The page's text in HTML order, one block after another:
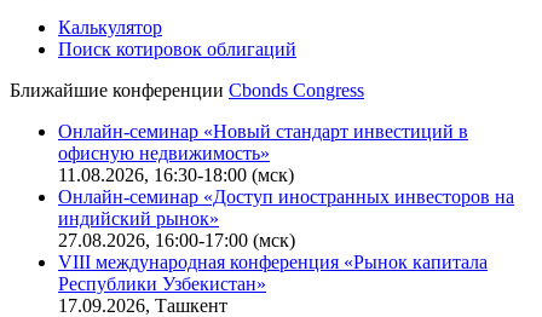
Калькулятор
Поиск котировок облигаций
Ближайшие конференции Cbonds Congress
Онлайн-семинар «Новый стандарт инвестиций в
офисную недвижимость»
11.08.2026, 16:30-18:00 (мск)
Онлайн-семинар «Доступ иностранных инвесторов на
индийский рынок»
27.08.2026, 16:00-17:00 (мск)
VIII международная конференция «Рынок капитала
Республики Узбекистан»
17.09.2026, Ташкент